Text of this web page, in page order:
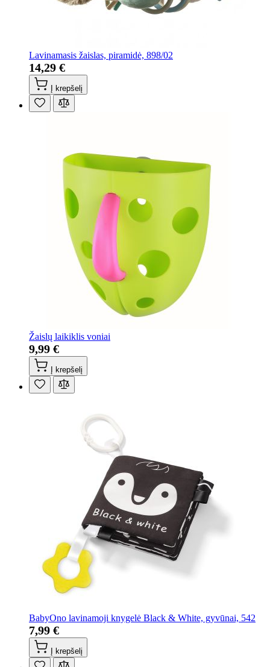
Lavinamasis žaislas, piramidė, 898/02
14,29 €
Į krepšelį
Žaislų laikiklis voniai
9,99 €
Į krepšelį
BabyOno lavinamoji knygelė Black & White, gyvūnai, 542
7,99 €
Į krepšelį